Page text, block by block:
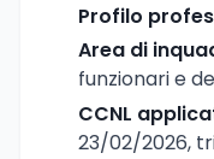
Profilo
Area di
funzionari e
CCNL
23/02/2026,